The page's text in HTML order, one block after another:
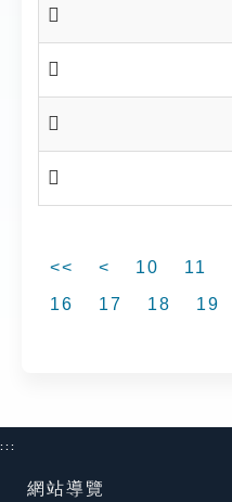
𠢔
𠢖
𠢗
𠢙
<< < 10 11
16
17 18 19
:::
網站導覽